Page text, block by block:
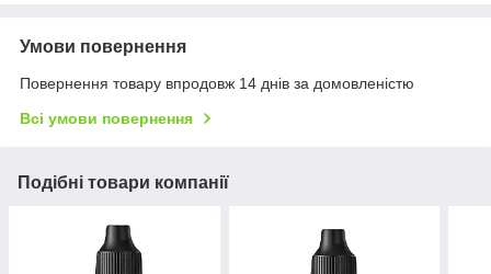
Умови повернення
Повернення товару впродовж 14 днів за домовленістю
Всі умови повернення
Подібні товари компанії